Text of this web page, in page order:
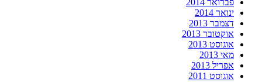
פברואר 2014
ינואר 2014
דצמבר 2013
אוקטובר 2013
אוגוסט 2013
מאי 2013
אפריל 2013
אוגוסט 2011